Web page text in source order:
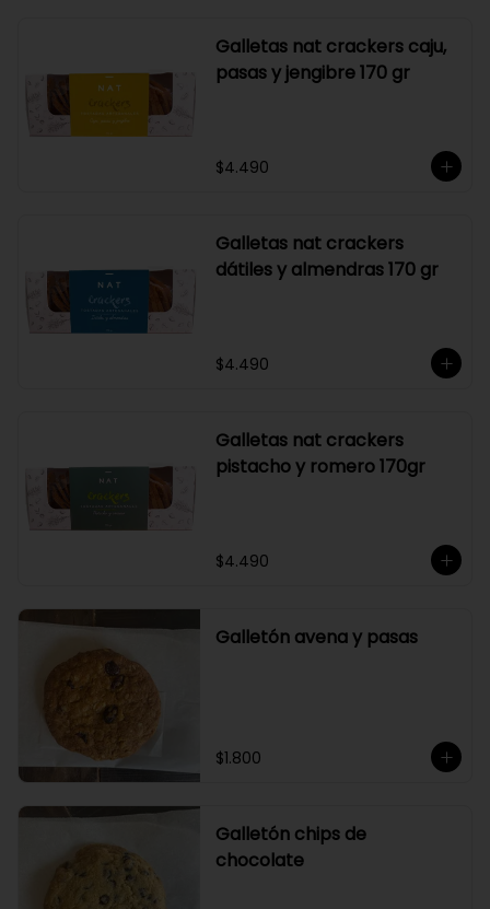
Galletas nat crackers caju,
pasas y jengibre 170 gr
$4.490
Galletas nat crackers
dátiles y almendras 170 gr
$4.490
Galletas nat crackers
pistacho y romero 170gr
$4.490
Galletón avena y pasas
$1.800
Galletón chips de
chocolate